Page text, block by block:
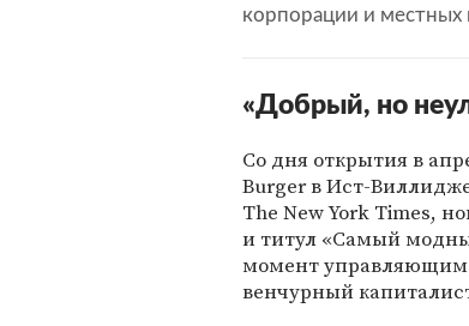
корпорации и местных
«Добрый, но
Со дня открытия в
Burger в Ист-
The New York Times,
и титул «Самый
момент
венчурный